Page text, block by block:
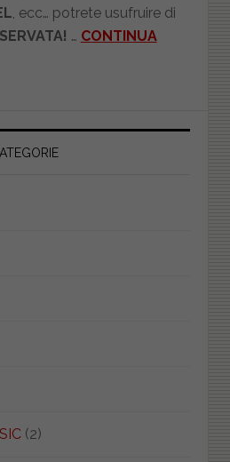
, ecc… potrete usufruire di
… CONTINUA
(2)